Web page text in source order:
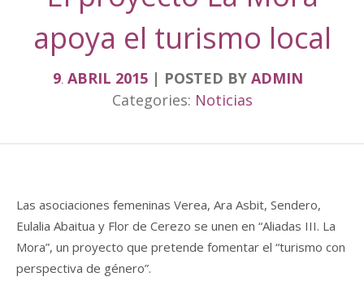
apoya el turismo local
9. ABRIL 2015 POSTED BY ADMIN
Categories: Noticias
Las asociaciones femeninas Verea, Ara Asbit, Sendero,
Eulalia Abaitua y Flor de Cerezo se unen en “Aliadas III. La
Mora”, un proyecto que pretende fomentar el “turismo con
perspectiva de género”.